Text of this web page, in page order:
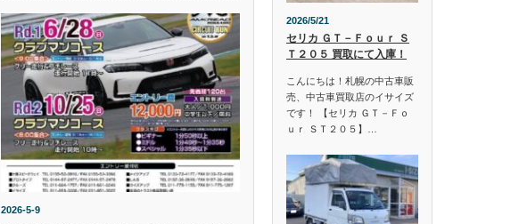
2026-5-9
2026/5/21
セリカ ＧＴ－Ｆｏｕｒ Ｓ
Ｔ２０５ 買取にて入庫！
こんにちは！札幌の中古車販
売、中古車買取店のイサイズ
です！ 【セリカ ＧＴ－Ｆｏ
ｕｒ ＳＴ２０５】…